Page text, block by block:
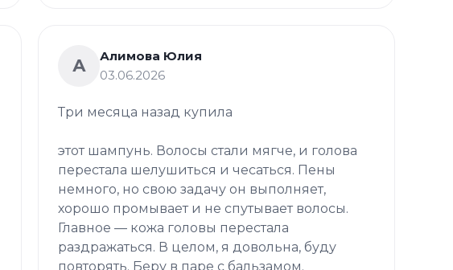
А
Алимова Юлия
03.06.2026
Три месяца назад купила
этот шампунь. Волосы стали мягче, и голова
перестала шелушиться и чесаться. Пены
немного, но свою задачу он выполняет,
хорошо промывает и не спутывает волосы.
Главное — кожа головы перестала
раздражаться. В целом, я довольна, буду
повторять. Беру в паре с бальзамом.